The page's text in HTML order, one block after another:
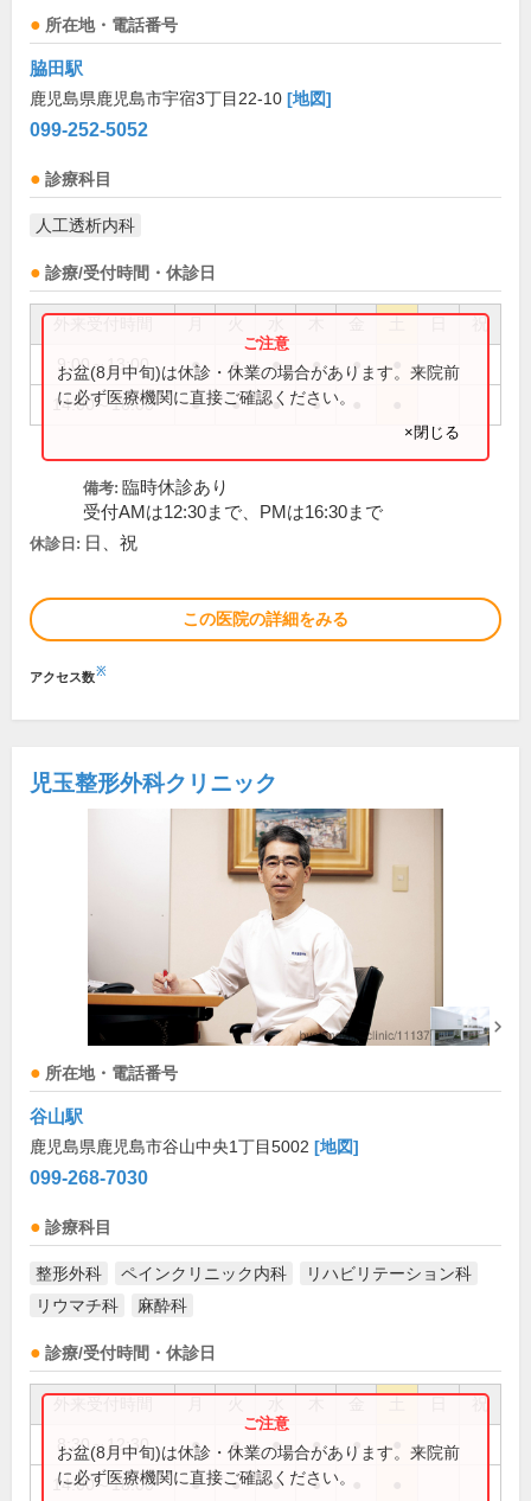
所在地・電話番号
脇田駅
鹿児島県鹿児島市宇宿3丁目22-10 [地図]
099-252-5052
診療科目
人工透析内科
診療/受付時間・休診日
祝
9:00～13:00 ● ● ● ● ●
14:00～16:00 ● ● ● ●
お盆(8月中旬)は休診・休業の場合があります。来院前
に必ず医療機関に直接ご確認ください。
×閉じる
備考: 臨時休診あり
受付AMは12:30まで、PMは16:30まで
休診日: 日、祝
この医院の詳細をみる
アクセス数※
児玉整形外科クリニック
所在地・電話番号
谷山駅
鹿児島県鹿児島市谷山中央1丁目5002 [地図]
099-268-7030
診療科目
整形外科 ペインクリニック内科
リハビリテーション科
リウマチ科
麻酔科
診療/受付時間・休診日
祝
8:30～12:30 ● ● ● ● ●
14:00～18:00 ● ● ● ●
お盆(8月中旬)は休診・休業の場合があります。来院前
に必ず医療機関に直接ご確認ください。